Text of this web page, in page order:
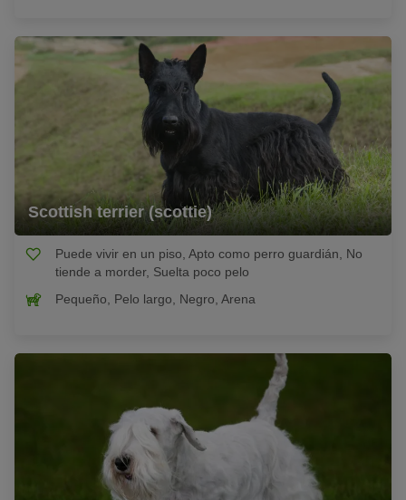
Scottish terrier (scottie)
Puede vivir en un piso, Apto como perro guardián, No
tiende a morder, Suelta poco pelo
Pequeño, Pelo largo, Negro, Arena